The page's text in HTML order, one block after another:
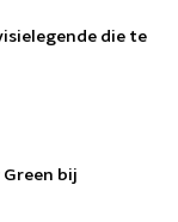
die te
bij